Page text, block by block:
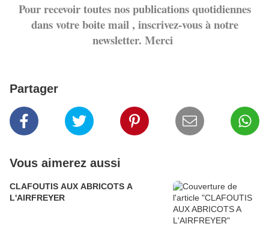
Pour recevoir toutes nos publications quotidiennes
dans votre boite mail , inscrivez-vous à notre
newsletter. Merci
Partager
Vous aimerez aussi
CLAFOUTIS AUX ABRICOTS A
L'AIRFREYER